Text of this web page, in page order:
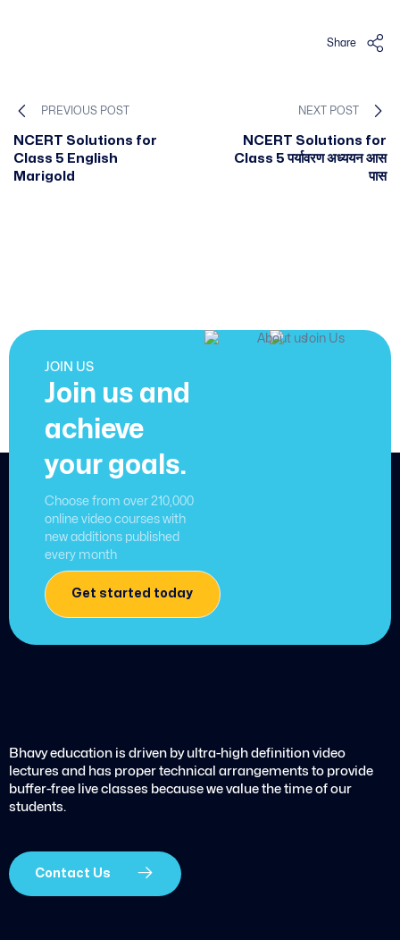
Share
PREVIOUS POST
NCERT Solutions for
Class 5 English
Marigold
NEXT POST
NCERT Solutions for
Class 5 पर्यावरण अध्ययन आस
पास
JOIN US
Join us and
achieve
your goals.
Choose from over 210,000
online video courses with
new additions published
every month
Get started today
Bhavy education is driven by ultra-high definition video
lectures and has proper technical arrangements to provide
buffer-free live classes because we value the time of our
students.
Contact Us